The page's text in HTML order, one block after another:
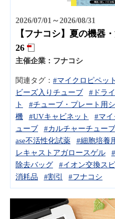
2026/07/01～2026/08/31
【フナコシ】夏の機器
26
主催企業： フナコシ
関連タグ： #マイクロピペット
ビーズ入りチューブ
#ドラ
ト
#チューブ・プレート用
機
#UVキャビネット #マ
ューブ
#カルチャーチューブ
ase不活性化試薬
#細胞培養
レキャストアガロースゲル
除去バッグ
#イオン交換ス
消耗品
#割引 #フナコシ